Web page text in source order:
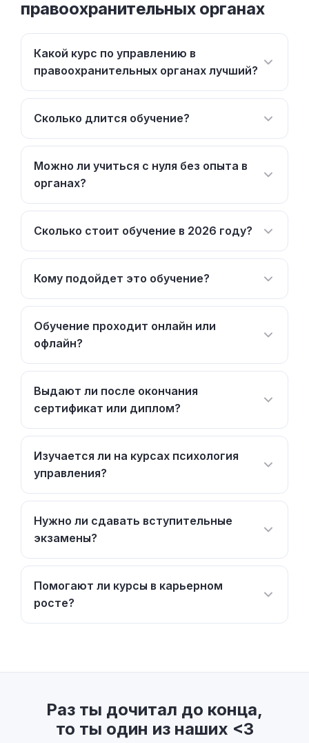
правоохранительных органах
Какой курс по управлению в
правоохранительных органах лучший?
Сколько длится обучение?
Можно ли учиться с нуля без опыта в
органах?
Сколько стоит обучение в 2026 году?
Кому подойдет это обучение?
Обучение проходит онлайн или
офлайн?
Выдают ли после окончания
сертификат или диплом?
Изучается ли на курсах психология
управления?
Нужно ли сдавать вступительные
экзамены?
Помогают ли курсы в карьерном
росте?
Раз ты дочитал до конца,
то ты один из наших <3